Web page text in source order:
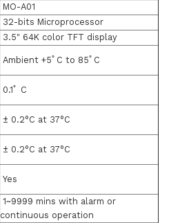
MO-A01
32-bits Microprocessor
3.5" 64K color TFT display
Ambient +5ﾟC to 85ﾟC
0.1ﾟ C
± 0.2°C at 37°C
± 0.2°C at 37°C
Yes
1~9999 mins with alarm or
continuous operation